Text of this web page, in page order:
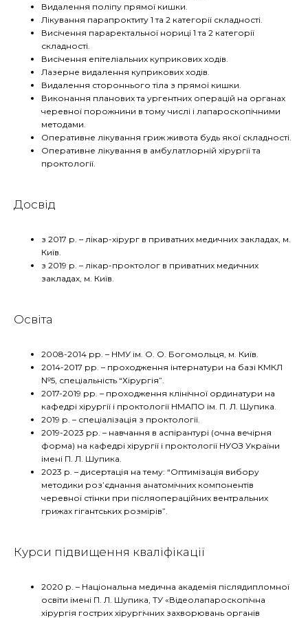
Видалення поліпу прямої кишки.
Лікування парапроктиту 1 та 2 категорії складності.
Висічення параректальної нориці 1 та 2 категорії
складності.
Висічення епітеліальних куприкових ходів.
Лазерне видалення куприкових ходів.
Видалення стороннього тіла з прямої кишки.
Виконання планових та ургентних операцій на органах
черевної порожнини в тому числі і лапароскопічними
методами.
Оперативне лікування гриж живота будь якої складності.
Оперативне лікування в амбулатлорній хірургії та
проктології.
Досвід
з 2017 р. – лікар-хірург в приватних медичних закладах, м.
Київ.
з 2019 р. – лікар-проктолог в приватних медичних
закладах, м. Київ.
Освіта
2008-2014 рр. – НМУ ім. О. О. Богомольця, м. Київ.
2014-2017 рр. – проходження інтернатури на базі КМКЛ
№5, спеціальність “Хірургія”.
2017-2019 рр. – проходження клінічної ординатури на
кафедрі хірургії і проктології НМАПО ім. П. Л. Шупика.
2019 р. – спеціалізація з проктології.
2019-2023 рр. – навчання в аспірантурі (очна вечірня
форма) на кафедрі хірургії і проктології НУОЗ України
імені П. Л. Шупика.
2023 р. – дисертація на тему: “Оптимізація вибору
методики роз’єднання анатомічних компонентів
черевної стінки при післяопераційних вентральних
грижах гігантських розмірів”.
Курси підвищення кваліфікації
2020 р. – Національна медична академія післядипломної
освіти імені П. Л. Шупика, ТУ «Відеолапароскопічна
хірургія гострих хірургічних захворювань органів